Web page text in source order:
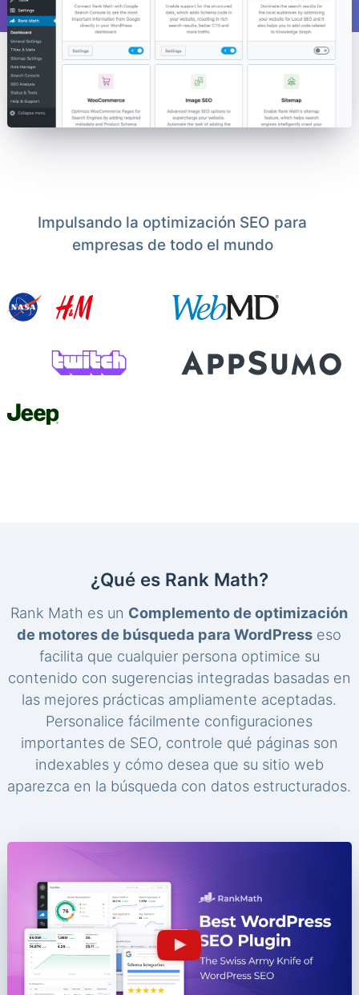
Impulsando la optimización SEO para
empresas de todo el mundo
¿Qué es Rank Math?
Rank Math es un Complemento de optimización
de motores de búsqueda para WordPress eso
facilita que cualquier persona optimice su
contenido con sugerencias integradas basadas en
las mejores prácticas ampliamente aceptadas.
Personalice fácilmente configuraciones
importantes de SEO, controle qué páginas son
indexables y cómo desea que su sitio web
aparezca en la búsqueda con datos estructurados.